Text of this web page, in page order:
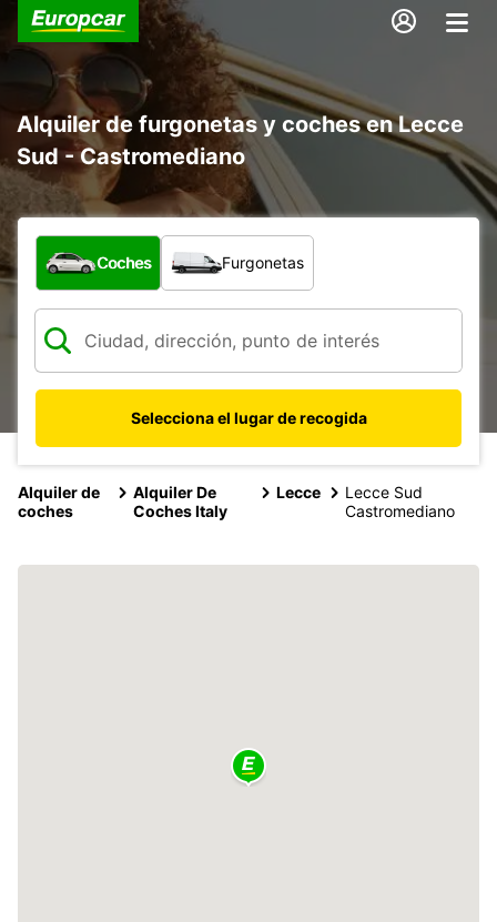
Alquiler de furgonetas y coches en Lecce
Sud - Castromediano
¿Qué tipo de vehículo?
Coches Furgonetas
Selecciona el lugar de recogida
Alquiler de
coches
Alquiler De
Coches Italy
Lecce
Lecce Sud
Castromediano